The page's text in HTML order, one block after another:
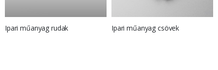
Ipari műanyag rudak Ipari műanyag csövek